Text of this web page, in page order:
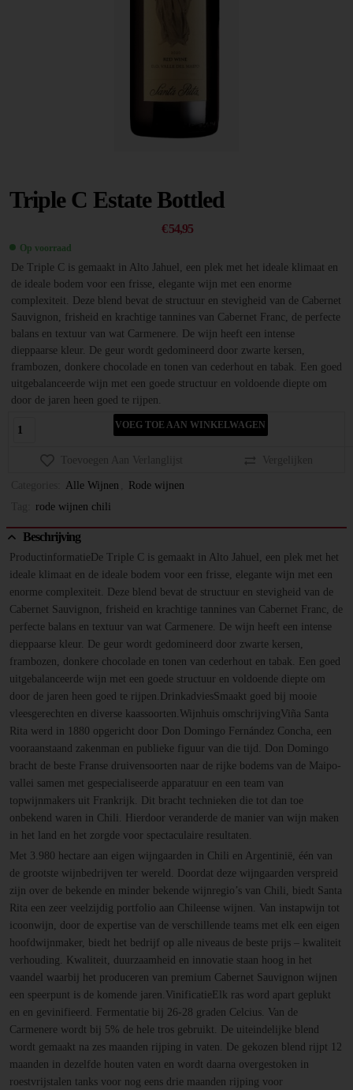
Triple C Estate Bottled
€54,95
Op voorraad
De Triple C is gemaakt in Alto Jahuel, een plek met het ideale klimaat en
de ideale bodem voor een frisse, elegante wijn met een enorme
complexiteit. Deze blend bevat de structuur en stevigheid van de Cabernet
Sauvignon, frisheid en krachtige tannines van Cabernet Franc, de perfecte
balans en textuur van wat Carmenere. De wijn heeft een intense
dieppaarse kleur. De geur wordt gedomineerd door zwarte kersen,
frambozen, donkere chocolade en tonen van cederhout en tabak. Een goed
uitgebalanceerde wijn met een goede structuur en voldoende diepte om
door de jaren heen goed te rijpen.
VOEG TOE AAN WINKELWAGEN
Toevoegen Aan Verlanglijst Vergelijken
Alle Wijnen
Rode wijnen
rode wijnen chili
Beschrijving
ProductinformatieDe Triple C is gemaakt in Alto Jahuel, een plek met het
ideale klimaat en de ideale bodem voor een frisse, elegante wijn met een
enorme complexiteit. Deze blend bevat de structuur en stevigheid van de
Cabernet Sauvignon, frisheid en krachtige tannines van Cabernet Franc, de
perfecte balans en textuur van wat Carmenere. De wijn heeft een intense
dieppaarse kleur. De geur wordt gedomineerd door zwarte kersen,
frambozen, donkere chocolade en tonen van cederhout en tabak. Een goed
uitgebalanceerde wijn met een goede structuur en voldoende diepte om
door de jaren heen goed te rijpen.DrinkadviesSmaakt goed bij mooie
vleesgerechten en diverse kaassoorten.Wijnhuis omschrijvingViña Santa
Rita werd in 1880 opgericht door Don Domingo Fernández Concha, een
vooraanstaand zakenman en publieke figuur van die tijd. Don Domingo
bracht de beste Franse druivensoorten naar de rijke bodems van de Maipo-
vallei samen met gespecialiseerde apparatuur en een team van
topwijnmakers uit Frankrijk. Dit bracht technieken die tot dan toe
onbekend waren in Chili. Hierdoor veranderde de manier van wijn maken
in het land en het zorgde voor spectaculaire resultaten.
Met 3.980 hectare aan eigen wijngaarden in Chili en Argentinië, één van
de grootste wijnbedrijven ter wereld. Doordat deze wijngaarden verspreid
zijn over de bekende en minder bekende wijnregio’s van Chili, biedt Santa
Rita een zeer veelzijdig portfolio aan Chileense wijnen. Van instapwijn tot
icoonwijn, door de expertise van de verschillende teams met elk een eigen
hoofdwijnmaker, biedt het bedrijf op alle niveaus de beste prijs – kwaliteit
verhouding. Kwaliteit, duurzaamheid en innovatie staan hoog in het
vaandel waarbij het produceren van premium Cabernet Sauvignon wijnen
een speerpunt is de komende jaren.VinificatieElk ras word apart geplukt
en en gevinifieerd. Fermentatie bij 26-28 graden Celcius. Van de
Carmenere wordt bij 5% de hele tros gebruikt. De uiteindelijke blend
wordt gemaakt na zes maanden rijping in vaten. De gekozen blend rijpt 12
maanden in dezelfde houten vaten en wordt daarna overgestoken in
roestvrijstalen tanks voor nog eens drie maanden rijping voor